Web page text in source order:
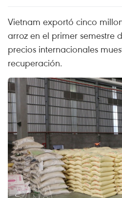
Vietnam exportó cinco
arroz en el primer semestre
precios internacionales
recuperación.